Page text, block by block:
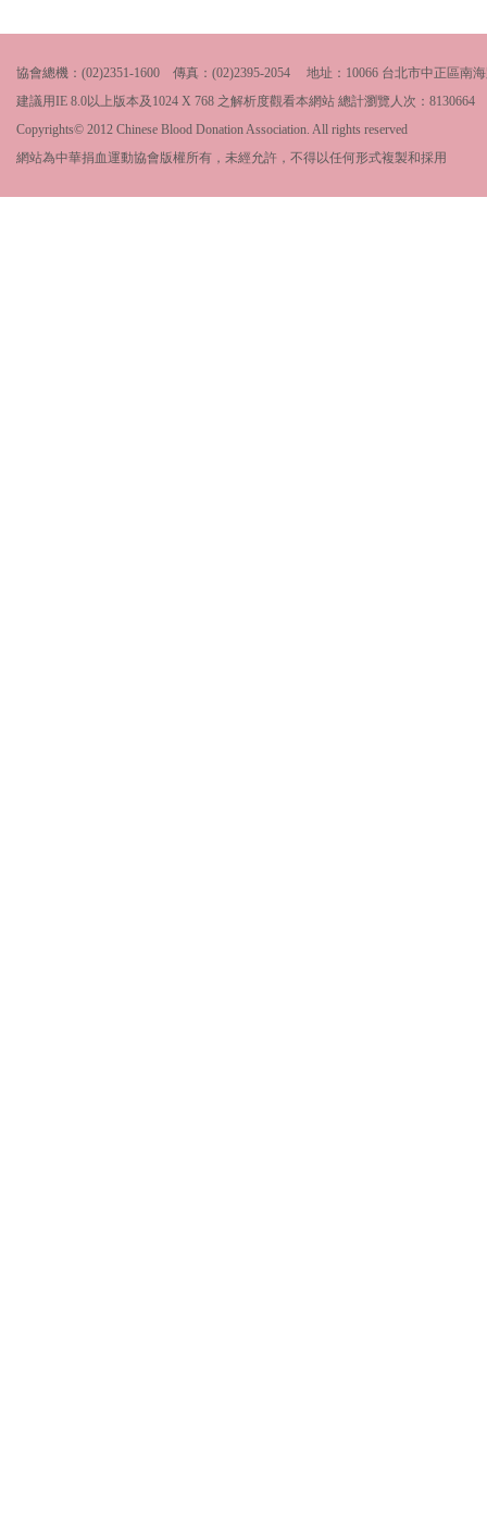
協會總機：(02)2351-1600 傳真：(02)2395-2054 地址：10066 台北市中正區南
建議用IE 8.0以上版本及1024 X 768 之解析度觀看本網站 總計瀏覽人次： 8130664
Copyrights© 2012 Chinese Blood Donation Association. All rights reserved
網站為中華捐血運動協會版權所有，未經允許，不得以任何形式複製和採用